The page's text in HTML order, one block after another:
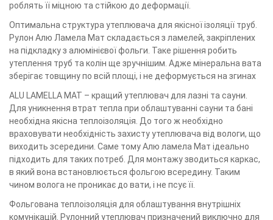
роблять її міцною та стійкою до деформації.
Оптимальна структура утеплювача для якісної ізоляції труб.
Рулон Алю Ламела Мат складається з ламелей, закріплених
на підкладку з алюмінієвої фольги. Таке рішення робить
утеплення труб та колін ще зручнішим. Адже мінеральна вата
зберігає товщину по всій площі, і не деформується на згинах
ALU LAMELLA MAT – кращий утеплювач для лазні та сауни.
Для уникнення втрат тепла при облаштуванні сауни та бані
необхідна якісна теплоізоляція. До того ж необхідно
враховувати необхідність захисту утеплювача від вологи, що
виходить зсередини. Саме тому Алю ламела Мат ідеально
підходить для таких потреб. Для монтажу зводиться каркас,
в який вона встановлюється фольгою всередину. Таким
чином волога не проникає до вати, і не псує її.
Фольгована теплоізоляція для облаштування внутрішніх
комунікацій. Рулонний утеплювач призначений виключно для